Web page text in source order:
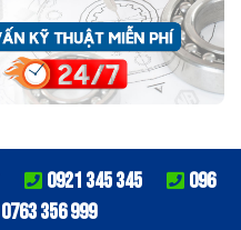
0921 345 345
096
0763 356 999